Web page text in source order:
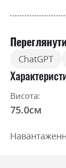
ChatGPT
Висота:
75.0см